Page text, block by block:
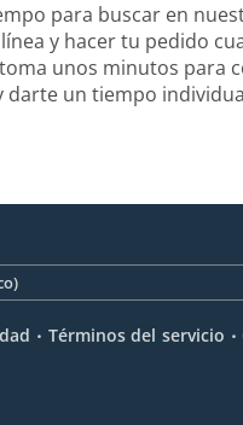
para buscar en
y hacer tu pedido
unos minutos para
darte un tiempo
. Términos del servicio .